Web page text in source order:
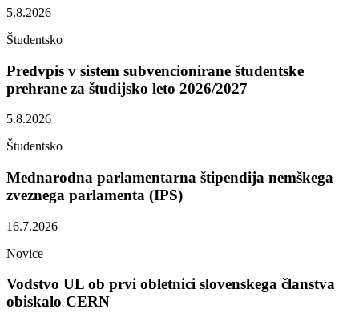
5.8.2026
Študentsko
Predvpis v sistem subvencionirane študentske
prehrane za študijsko leto 2026/2027
5.8.2026
Študentsko
Mednarodna parlamentarna štipendija nemškega
zveznega parlamenta (IPS)
16.7.2026
Novice
Vodstvo UL ob prvi obletnici slovenskega članstva
obiskalo CERN